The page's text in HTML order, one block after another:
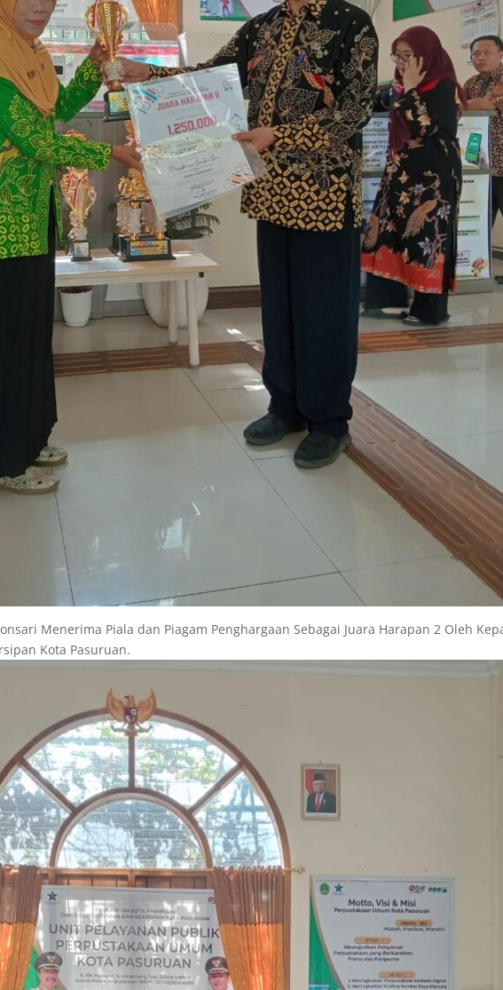
Menerima Piala dan Piagam Penghargaan Sebagai Juara Harapan 2 Oleh
Kota Pasuruan.